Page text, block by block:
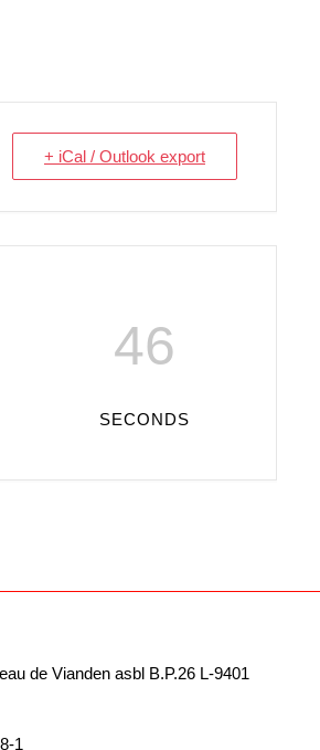
+ iCal / Outlook export
45
SECONDS
de Vianden asbl B.P.26 L-9401
1